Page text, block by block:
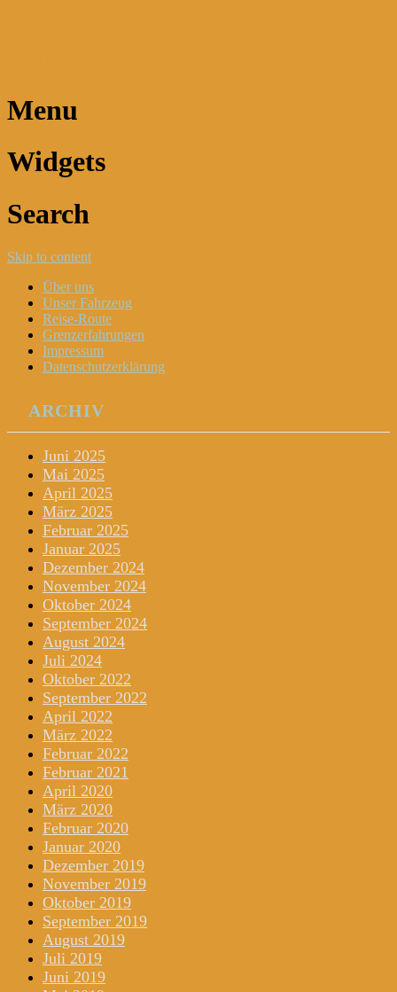
Menu
Widgets
Search
Skip to content
Über uns
Unser Fahrzeug
Reise-Route
Grenzerfahrungen
Impressum
Datenschutzerklärung
ARCHIV
Juni 2025
Mai 2025
April 2025
März 2025
Februar 2025
Januar 2025
Dezember 2024
November 2024
Oktober 2024
September 2024
August 2024
Juli 2024
Oktober 2022
September 2022
April 2022
März 2022
Februar 2022
Februar 2021
April 2020
März 2020
Februar 2020
Januar 2020
Dezember 2019
November 2019
Oktober 2019
September 2019
August 2019
Juli 2019
Juni 2019